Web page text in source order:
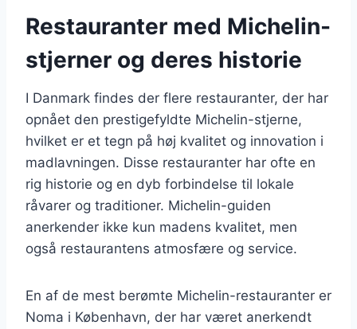
Restauranter med Michelin-
stjerner og deres historie
I Danmark findes der flere restauranter, der har
opnået den prestigefyldte Michelin-stjerne,
hvilket er et tegn på høj kvalitet og innovation i
madlavningen. Disse restauranter har ofte en
rig historie og en dyb forbindelse til lokale
råvarer og traditioner. Michelin-guiden
anerkender ikke kun madens kvalitet, men
også restaurantens atmosfære og service.
En af de mest berømte Michelin-restauranter er
Noma i København, der har været anerkendt